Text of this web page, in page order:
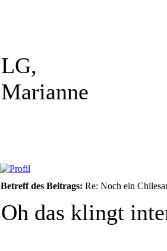
LG,
Marianne
Betreff des Beitrags: Re: Noch ein
Oh das klingt